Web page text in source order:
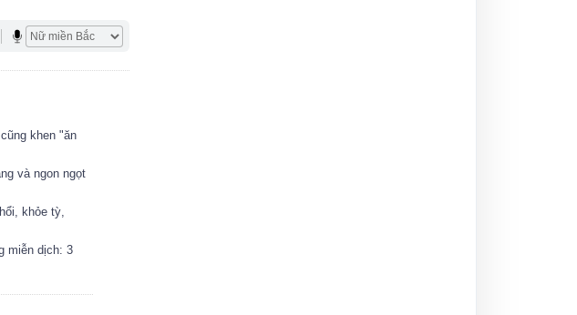
khen "ăn
và ngon ngọt
khỏe tỳ,
miễn dịch: 3